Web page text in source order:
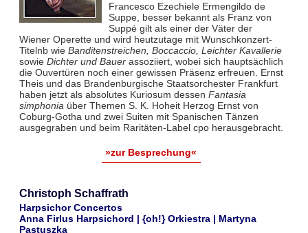
Francesco Ezechiele Ermengildo de
Suppe, besser bekannt als Franz von
Suppé gilt als einer der Väter der
Wiener Operette und wird heutzutage mit Wunschkonzert-
Titelnb wie Banditenstreichen, Boccaccio, Leichter Kavallerie
sowie Dichter und Bauerassoziiert, wobei sich hauptsächlich
die Ouvertüren noch einer gewissen Präsenz erfreuen. Ernst
Theis und das Brandenburgische Staatsorchester Frankfurt
haben jetzt als absolutes Kuriosum dessen Fantasia
simphoniaüber Themen S. K. Hoheit Herzog Ernst von
Coburg-Gotha und zwei Suiten mit Spanischen Tänzen
ausgegraben und beim Raritäten-Label cpo herausgebracht.
»zur Besprechung«
Christoph Schaffrath
Harpsichor Concertos
Anna Firlus Harpsichord | {oh!} Orkiestra | Martyna
Pastuszka